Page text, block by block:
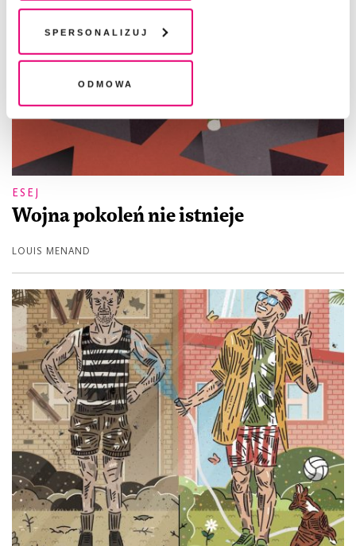
chwili wycofać lub ponowić w zakładce "Ustawienia
plików cookie". Wycofanie zgody nie wpływa na
legalność przetwarzania danych przed jej wycofaniem
Spersonalizuj
Odmowa
ESEJ
Wojna pokoleń nie istnieje
LOUIS MENAND